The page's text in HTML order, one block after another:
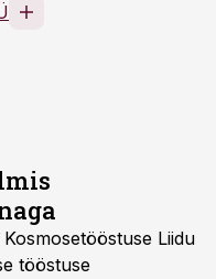
Liidu
tööstuse